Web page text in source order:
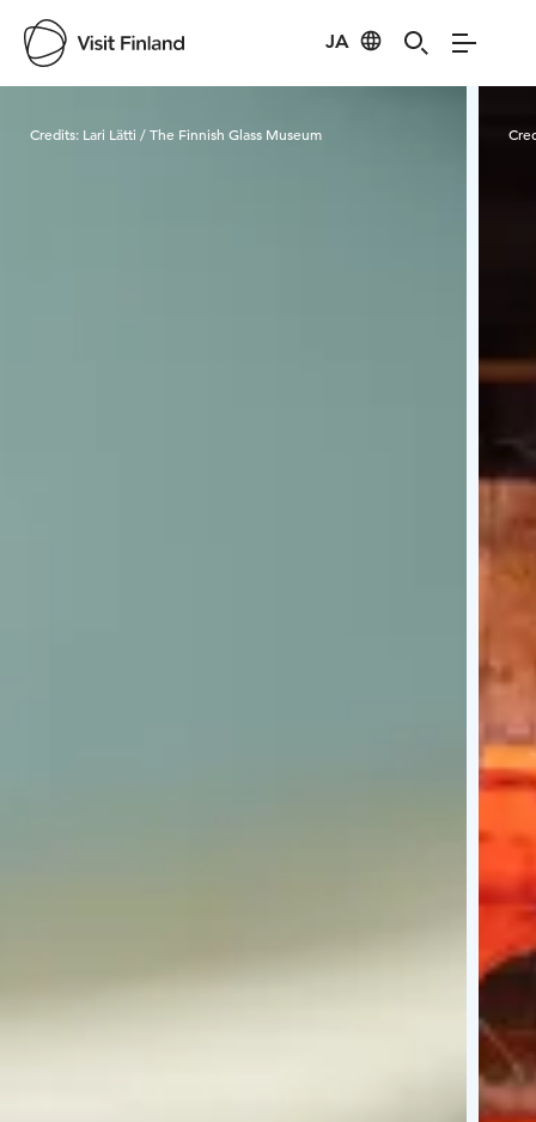
JA
Credits: Lari Lätti / The Finnish Glass Museum